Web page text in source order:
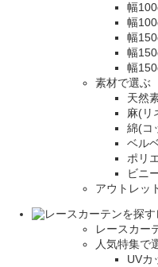
幅
幅
幅
幅
幅
素材で選ぶ
天然
麻(リ
綿(コ
ベル
ポリ
ビニ
アウトレッ
レースカー
人気特集で
UVカ